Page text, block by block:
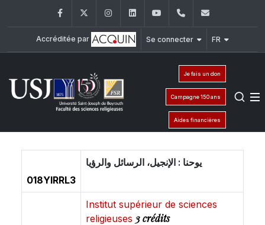
FacebookTwitter InstagramLinkedInYouTube+961 (1) 421 586
Accréditée par Se connecter FR
Je fais un don
Campagne 150 ans
Aides financières
018YIRRL3
يوحنا : الإنجيل، الرسائل والرؤيا
Institut supérieur de sciences
religieuses 3 crédits